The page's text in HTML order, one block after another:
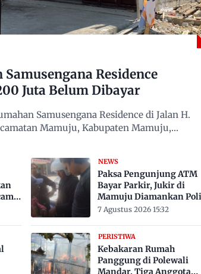
Residence
Juta Belum Dibayar
Samusengana Residence di Jalan H.
Mamuju, Kabupaten Mamuju,
NEWS
Paksa Pengunjung ATM
Bayar Parkir, Jukir di
Mamuju Diamankan
7 Agustus 2026 15:32
PERISTIWA
Kebakaran Rumah
Panggung di Polewali
Mandar, Tiga Anggota